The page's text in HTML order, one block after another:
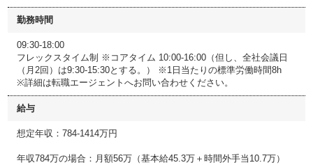
勤務時間
09:30-18:00
フレックスタイム制 ※コアタイム 10:00-16:00（但し、全社会議日
（月2回）は9:30-15:30とする。） ※1日当たりの標準労働時間8h
※詳細は転職エージェントへお問い合わせください。
給与
想定年収：784-1414万円
年収784万の場合：月額56万（基本給45.3万＋時間外手当10.7万）